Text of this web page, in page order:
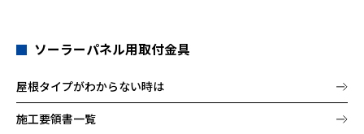
ソーラーパネル用取付金具
屋根タイプがわからない時は
施工要領書一覧